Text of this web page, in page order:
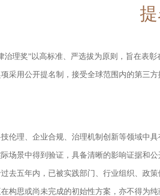
治理奖”以高标准、严选拔为原则，旨在表
采用公开提名制，接受全球范围内的第三
伦理、企业合规、治理机制创新等领域中
场景中得到验证，具备清晰的影响证据和
去五年内，已被实践部门、行业组织、政
构思或尚未完成的初始性方案，亦不得为